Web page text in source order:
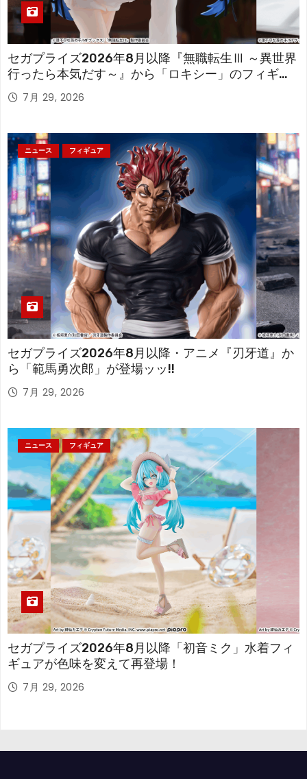
セガプライズ2026年8月以降『無職転生Ⅲ ～異世界
行ったら本気だす～』から「ロキシー」のフィギュ
アが登場！
7月 29, 2026
ニュース フィギュア
セガプライズ2026年8月以降・アニメ『刃牙道』か
ら「範馬勇次郎」が登場ッッ!!
7月 29, 2026
ニュース フィギュア
セガプライズ2026年8月以降「初音ミク」水着フィ
ギュアが色味を変えて再登場！
7月 29, 2026